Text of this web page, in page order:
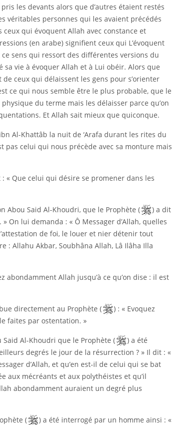
les devants alors que d’autres étaient restés
véritables personnes qui les avaient précédés
qui évoquent Allah avec constance et
(en arabe) signifient ceux qui L’évoquent
sens qui ressort des différentes versions du
vie à évoquer Allah et à Lui obéir. Alors que
ceux qui délaissent les gens pour s’orienter
ce qui nous semble être le plus probable, que le
du terme mais les délaisser parce qu’on
Et Allah sait mieux que quiconque.
Al-Khattâb la nuit de ‘Arafa durant les rites du
pas celui qui nous précède avec sa monture mais
: « Que celui qui désire se promener dans les
Abou Said Al-Khoudri, que le Prophète (
) a dit
On lui demanda : « Ô Messager d’Allah, quelles
de foi, le louer et nier détenir tout
: Allahu Akbar, Soubhâna Allah, Lâ Ilâha Illa
abondamment Allah jusqu’à ce qu’on dise : il est
directement au Prophète (
) : « Evoquez
faites par ostentation. »
Al-Khoudri que le Prophète (
) a été
degrés le jour de la résurrection ? » Il dit : «
d’Allah, et qu’en est-il de celui qui se bat
aux mécréants et aux polythéistes et qu’il
abondamment auraient un degré plus
(
) a été interrogé par un homme ainsi : «